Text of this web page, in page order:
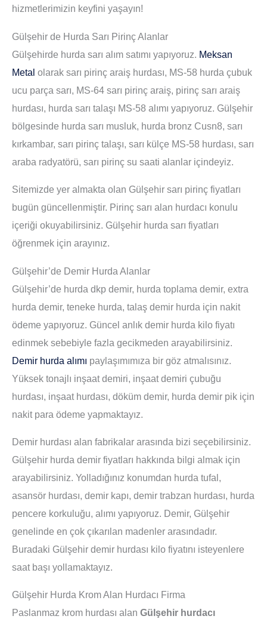
hizmetlerimizin keyfini yaşayın!
Gülşehir de Hurda Sarı Pirinç Alanlar
Gülşehirde hurda sarı alım satımı yapıyoruz. Meksan
Metal olarak sarı pirinç araiş hurdası, MS-58 hurda çubuk
ucu parça sarı, MS-64 sarı pirinç araiş, pirinç sarı araiş
hurdası, hurda sarı talaşı MS-58 alımı yapıyoruz. Gülşehir
bölgesinde hurda sarı musluk, hurda bronz Cusn8, sarı
kırkambar, sarı pirinç talaşı, sarı külçe MS-58 hurdası, sarı
araba radyatörü, sarı pirinç su saati alanlar içindeyiz.
Sitemizde yer almakta olan Gülşehir sarı pirinç fiyatları
bugün güncellenmiştir. Pirinç sarı alan hurdacı konulu
içeriği okuyabilirsiniz. Gülşehir hurda sarı fiyatları
öğrenmek için arayınız.
Gülşehir’de Demir Hurda Alanlar
Gülşehir’de hurda dkp demir, hurda toplama demir, extra
hurda demir, teneke hurda, talaş demir hurda için nakit
ödeme yapıyoruz. Güncel anlık demir hurda kilo fiyatı
edinmek sebebiyle fazla gecikmeden arayabilirsiniz.
Demir hurda alımı paylaşımımıza bir göz atmalısınız.
Yüksek tonajlı inşaat demiri, inşaat demiri çubuğu
hurdası, inşaat hurdası, döküm demir, hurda demir pik için
nakit para ödeme yapmaktayız.
Demir hurdası alan fabrikalar arasında bizi seçebilirsiniz.
Gülşehir hurda demir fiyatları hakkında bilgi almak için
arayabilirsiniz. Yolladığınız konumdan hurda tufal,
asansör hurdası, demir kapı, demir trabzan hurdası, hurda
pencere korkuluğu, alımı yapıyoruz. Demir, Gülşehir
genelinde en çok çıkarılan madenler arasındadır.
Buradaki Gülşehir demir hurdası kilo fiyatını isteyenlere
saat başı yollamaktayız.
Gülşehir Hurda Krom Alan Hurdacı Firma
Paslanmaz krom hurdası alan Gülşehir hurdacı